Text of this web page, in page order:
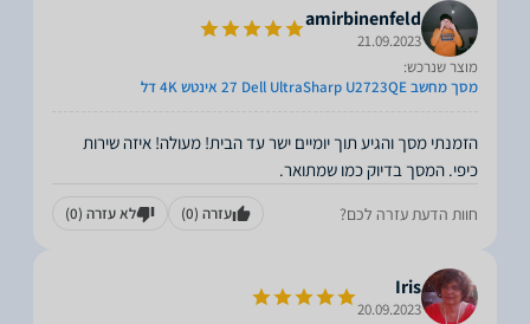
amirbinenfeld
21.09.2023
מוצר שנרכש:
מסך מחשב Dell UltraSharp U2723QE ‏27 ‏אינטש 4K דל
הזמנתי מסך והגיע תוך יומיים ישר עד הבית! מעולה! איזה שירות
כיפי. המסך בדיוק כמו שמתואר.
חוות הדעת עזרה לכם? עזרה (0) לא עזרה (0)
Iris
20.09.2023